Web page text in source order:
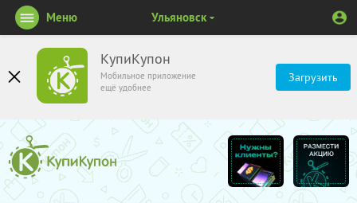
КупиКупон
Мобильное приложение
ещё удобнее
Загрузить
Меню Ульяновск